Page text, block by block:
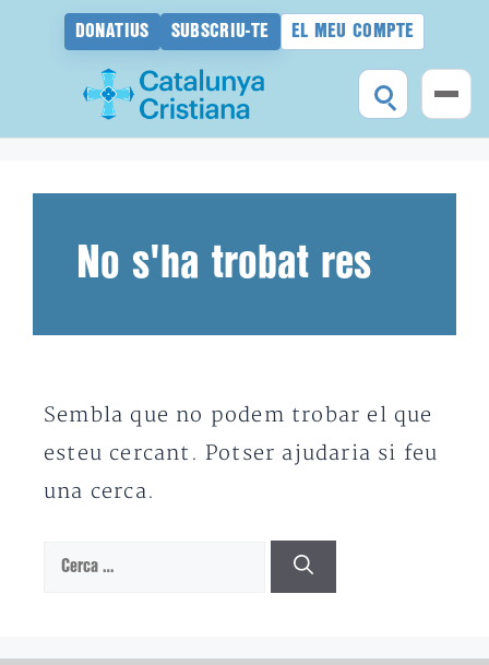
DONATIUS SUBSCRIU-TE EL MEU COMPTE
No s'ha trobat res
Sembla que no podem trobar el que
esteu cercant. Potser ajudaria si feu
una cerca.
Cerca: